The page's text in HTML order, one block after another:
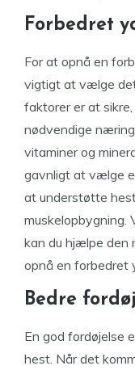
Forbedret
For at opnå en
vigtigt at vælge
faktorer er at
nødvendige
vitaminer og
gavnligt at vælge
at understøtte
muskelopbygning.
kan du hjælpe den
opnå en forbedret
Bedre
En god fordøjelse
hest. Når det